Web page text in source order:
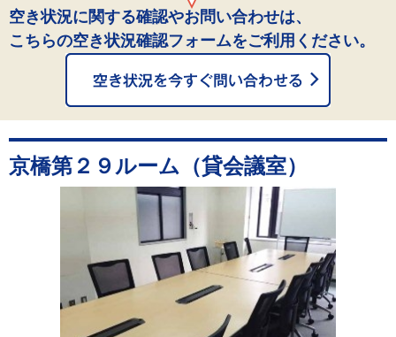
空き状況に関する確認やお問い合わせは、
こちらの空き状況確認フォームをご利用ください。
京橋第２９ルーム（貸会議室）